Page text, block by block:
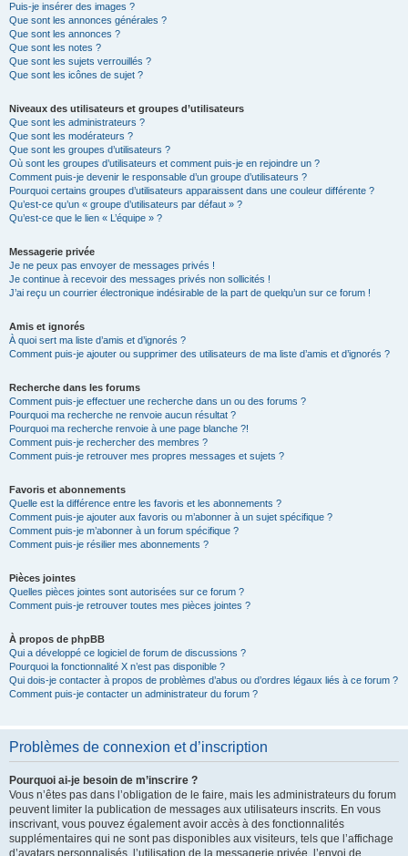
Puis-je insérer des images ?
Que sont les annonces générales ?
Que sont les annonces ?
Que sont les notes ?
Que sont les sujets verrouillés ?
Que sont les icônes de sujet ?
Niveaux des utilisateurs et groupes d’utilisateurs
Que sont les administrateurs ?
Que sont les modérateurs ?
Que sont les groupes d’utilisateurs ?
Où sont les groupes d’utilisateurs et comment puis-je en rejoindre un ?
Comment puis-je devenir le responsable d’un groupe d’utilisateurs ?
Pourquoi certains groupes d’utilisateurs apparaissent dans une couleur différente ?
Qu’est-ce qu’un « groupe d’utilisateurs par défaut » ?
Qu’est-ce que le lien « L’équipe » ?
Messagerie privée
Je ne peux pas envoyer de messages privés !
Je continue à recevoir des messages privés non sollicités !
J’ai reçu un courrier électronique indésirable de la part de quelqu’un sur ce forum !
Amis et ignorés
À quoi sert ma liste d’amis et d’ignorés ?
Comment puis-je ajouter ou supprimer des utilisateurs de ma liste d’amis et d’ignorés ?
Recherche dans les forums
Comment puis-je effectuer une recherche dans un ou des forums ?
Pourquoi ma recherche ne renvoie aucun résultat ?
Pourquoi ma recherche renvoie à une page blanche ?!
Comment puis-je rechercher des membres ?
Comment puis-je retrouver mes propres messages et sujets ?
Favoris et abonnements
Quelle est la différence entre les favoris et les abonnements ?
Comment puis-je ajouter aux favoris ou m’abonner à un sujet spécifique ?
Comment puis-je m’abonner à un forum spécifique ?
Comment puis-je résilier mes abonnements ?
Pièces jointes
Quelles pièces jointes sont autorisées sur ce forum ?
Comment puis-je retrouver toutes mes pièces jointes ?
À propos de phpBB
Qui a développé ce logiciel de forum de discussions ?
Pourquoi la fonctionnalité X n’est pas disponible ?
Qui dois-je contacter à propos de problèmes d’abus ou d’ordres légaux liés à ce forum ?
Comment puis-je contacter un administrateur du forum ?
Problèmes de connexion et d’inscription
Pourquoi ai-je besoin de m’inscrire ?
Vous n’êtes pas dans l’obligation de le faire, mais les administrateurs du forum
peuvent limiter la publication de messages aux utilisateurs inscrits. En vous
inscrivant, vous pouvez également avoir accès à des fonctionnalités
supplémentaires qui ne sont pas disponibles aux visiteurs, tels que l’affichage
d’avatars personnalisés, l’utilisation de la messagerie privée, l’envoi de